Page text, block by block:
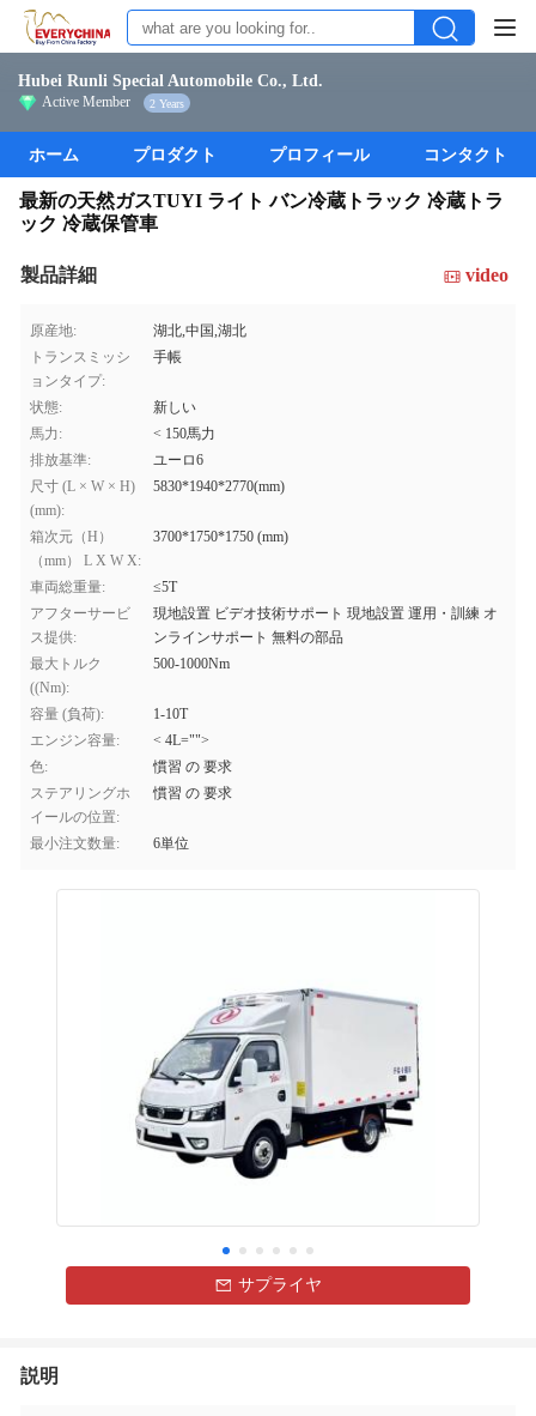
Hubei Runli Special Automobile Co., Ltd.
Active Member 2 Years
ホーム プロダクト プロフィール コンタクト
最新の天然ガスTUYI ライト バン冷蔵トラック 冷蔵トラ
ック 冷蔵保管車
製品詳細 video
原産地:
湖北,中国,湖北
トランスミッシ
ョンタイプ:
手帳
状態:
新しい
馬力:
< 150馬力
排放基準:
ユーロ6
尺寸 (L × W × H)
(mm):
5830*1940*2770(mm)
箱次元（H）
（mm） L X W X:
3700*1750*1750 (mm)
車両総重量:
≤5T
アフターサービ
ス提供:
現地設置 ビデオ技術サポート 現地設置 運用・訓練 オ
ンラインサポート 無料の部品
最大トルク
((Nm):
500-1000Nm
容量 (負荷):
1-10T
エンジン容量:
< 4L="">
色:
慣習 の 要求
ステアリングホ
イールの位置:
慣習 の 要求
最小注文数量: 6単位
サプライヤ
説明